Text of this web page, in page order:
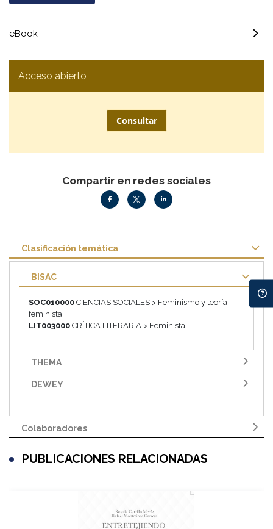
eBook
Acceso abierto
Consultar
Compartir en redes sociales
Clasificación temática
BISAC
SOC010000 CIENCIAS SOCIALES > Feminismo y teoría
feminista
LIT003000 CRÍTICA LITERARIA > Feminista
THEMA
DEWEY
Colaboradores
PUBLICACIONES RELACIONADAS